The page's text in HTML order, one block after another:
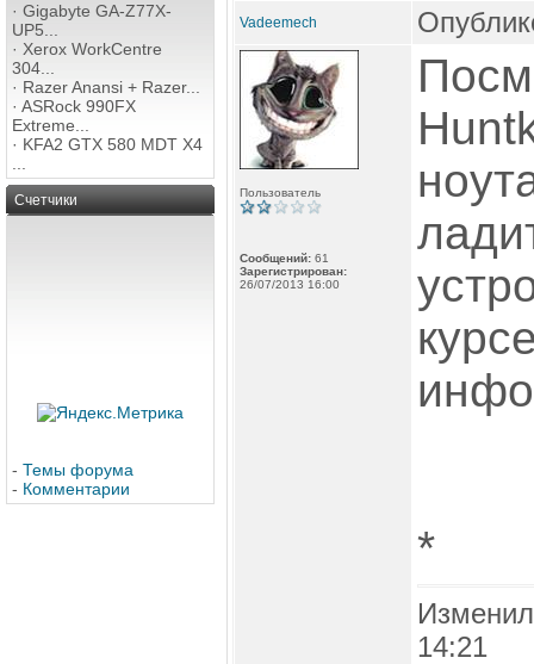
· Gigabyte GA-Z77X-
UP5...
· Xerox WorkCentre
304...
· Razer Anansi + Razer...
· ASRock 990FX
Extreme...
· KFA2 GTX 580 MDT X4
Счетчики
- Темы форума
- Комментарии
Vadeemech
Пользователь
Сообщений: 61
Зарегистрирован:
26/07/2013 16:00
*
14:21